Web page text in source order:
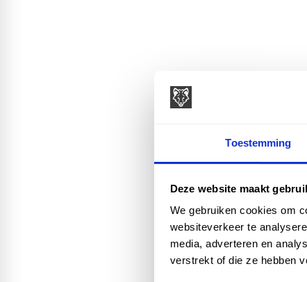
Toestemming
Deze website maakt
We gebruiken cookies om
websiteverkeer te
media, adverteren en
verstrekt of die ze hebben